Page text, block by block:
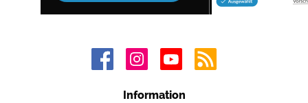
Information